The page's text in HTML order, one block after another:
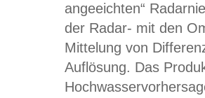
angeeichten“
der Radar- mit den
Mittelung von
Auflösung. Das